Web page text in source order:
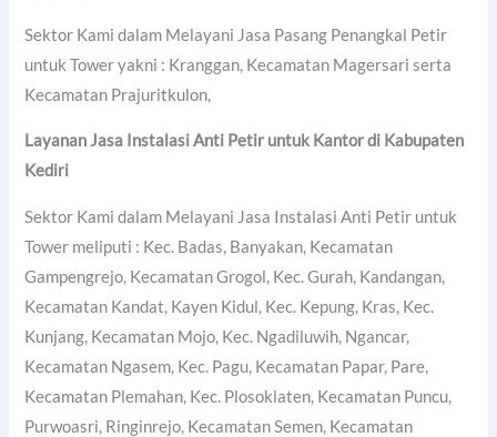
Sektor Kami dalam Melayani Jasa Pasang Penangkal Petir
untuk Tower yakni : Kranggan, Kecamatan Magersari serta
Kecamatan Prajuritkulon,
Layanan Jasa Instalasi Anti Petir untuk Kantor di Kabupaten
Kediri
Sektor Kami dalam Melayani Jasa Instalasi Anti Petir untuk
Tower meliputi : Kec. Badas, Banyakan, Kecamatan
Gampengrejo, Kecamatan Grogol, Kec. Gurah, Kandangan,
Kecamatan Kandat, Kayen Kidul, Kec. Kepung, Kras, Kec.
Kunjang, Kecamatan Mojo, Kec. Ngadiluwih, Ngancar,
Kecamatan Ngasem, Kec. Pagu, Kecamatan Papar, Pare,
Kecamatan Plemahan, Kec. Plosoklaten, Kecamatan Puncu,
Purwoasri, Ringinrejo, Kecamatan Semen, Kecamatan